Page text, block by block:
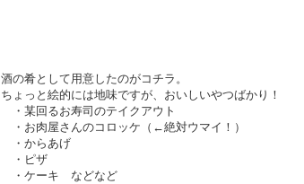
酒の肴として用意したのがコチラ。
ちょっと絵的には地味ですが、おいしいやつばかり！
・某回るお寿司のテイクアウト
・お肉屋さんのコロッケ（←絶対ウマイ！）
・からあげ
・ピザ
・ケーキ などなど